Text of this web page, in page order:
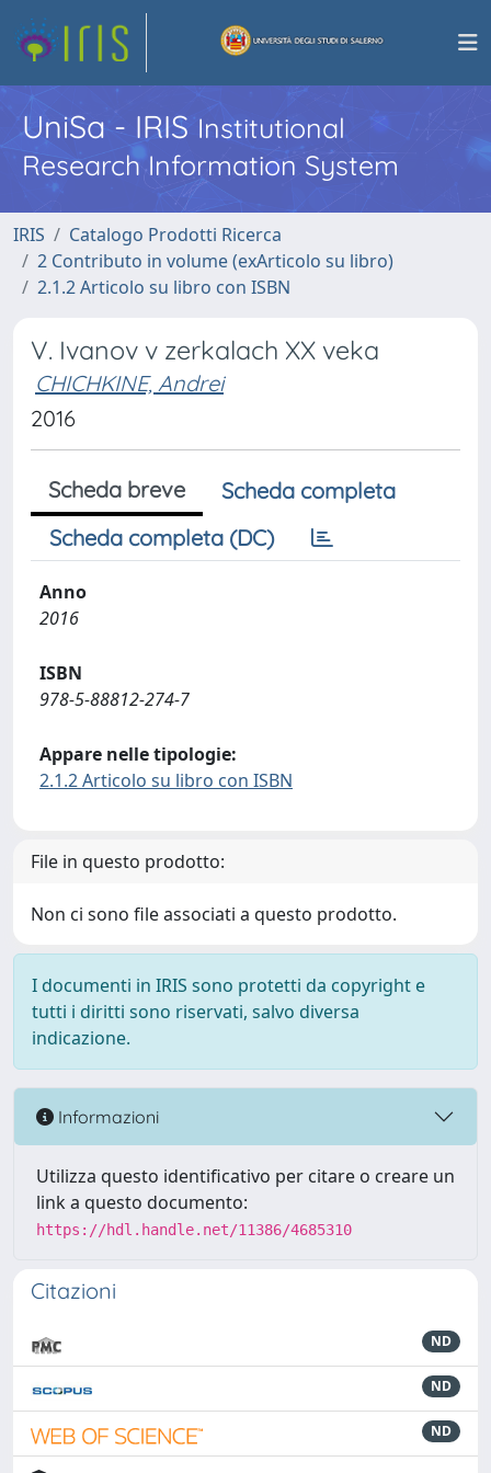
UniSa - IRISInstitutional
Research Information System
IRIS
Catalogo Prodotti Ricerca
2 Contributo in volume (exArticolo su libro)
2.1.2 Articolo su libro con ISBN
V. Ivanov v zerkalach XX veka
CHICHKINE, Andrei
2016
Scheda breve
Scheda completa
Scheda completa (DC)
Anno
2016
ISBN
978-5-88812-274-7
Appare nelle tipologie:
2.1.2 Articolo su libro con ISBN
File in questo prodotto:
Non ci sono file associati a questo prodotto.
I documenti in IRIS sono protetti da copyright e
tutti i diritti sono riservati, salvo diversa
indicazione.
Informazioni
Utilizza questo identificativo per citare o creare un
link a questo documento:
https://hdl.handle.net/11386/4685310
Citazioni
ND
ND
ND